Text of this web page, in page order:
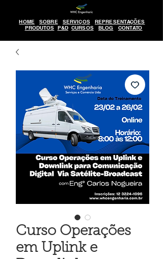
HOME SOBRE SERVIÇOS
REPRESENTAÇÕES
PRODUTOS P&D CURSOS BLOG CONTATO
Curso Operações
em Uplink e